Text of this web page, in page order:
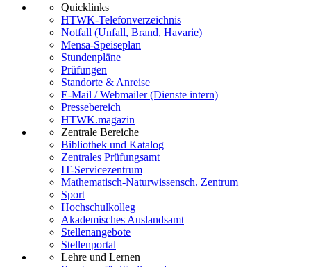
Quicklinks
HTWK-Telefonverzeichnis
Notfall (Unfall, Brand, Havarie)
Mensa-Speiseplan
Stundenpläne
Prüfungen
Standorte & Anreise
E-Mail / Webmailer (Dienste intern)
Pressebereich
HTWK.magazin
Zentrale Bereiche
Bibliothek und Katalog
Zentrales Prüfungsamt
IT-Servicezentrum
Mathematisch-Naturwissensch. Zentrum
Sport
Hochschulkolleg
Akademisches Auslandsamt
Stellenangebote
Stellenportal
Lehre und Lernen